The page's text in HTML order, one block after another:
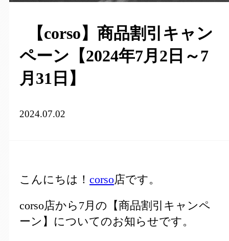
【corso】商品割引キャン
ペーン【2024年7月2日～7
月31日】
2024.07.02
こんにちは！ corso店です。
corso店から7月の【商品割引キャンペ
ーン】についてのお知らせです。